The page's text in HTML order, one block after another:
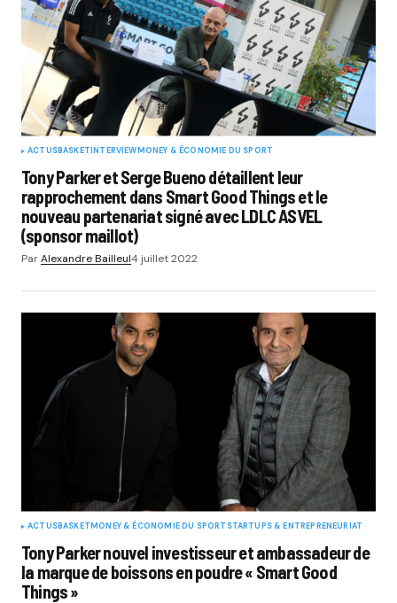
ACTUSBASKETINTERVIEWMONEY & ÉCONOMIE DU SPORT
Tony Parker et Serge Bueno détaillent leur
rapprochement dans Smart Good Things et le
nouveau partenariat signé avec LDLC ASVEL
(sponsor maillot)
ParAlexandre Bailleul4 juillet 2022
ACTUSBASKETMONEY & ÉCONOMIE DU SPORT STARTUPS & ENTREPRENEURIAT
Tony Parker nouvel investisseur et ambassadeur de
la marque de boissons en poudre « Smart Good
Things »